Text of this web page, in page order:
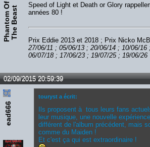
P
h
a
n
t
o
m
O
f
T
h
e
B
e
a
st
Speed of Light et Death or Glory
années 80 !
Prix Eddie 2013 et 2018 ; Prix Nicko
27/06/11 ; 05/06/13 ; 20/06/14 ; 10/06/16
06/07/18 ; 17/06/23 ; 19/07/25 ; 19/06/26
02/09/2015 20:59:39
ead666
touryst a écrit:
Ils proposent à tous leurs fans
leur musique, une nouvelle
différent de l'album précédent, mais
comme du Maiden !
Et c'est ça qui est extraordinaire !